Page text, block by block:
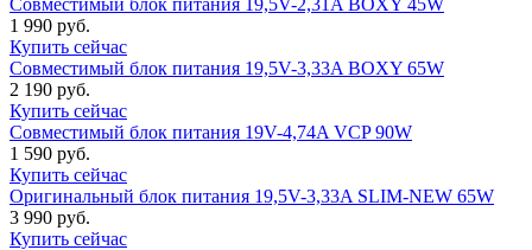
1 990 руб.
Купить сейчас
Совместимый блок питания 19,5V-3,33A BOXY 65W
2 190 руб.
Купить сейчас
Совместимый блок питания 19V-4,74A VCP 90W
1 590 руб.
Купить сейчас
Оригинальный блок питания 19,5V-3,33A SLIM-NEW 65W
3 990 руб.
Купить сейчас